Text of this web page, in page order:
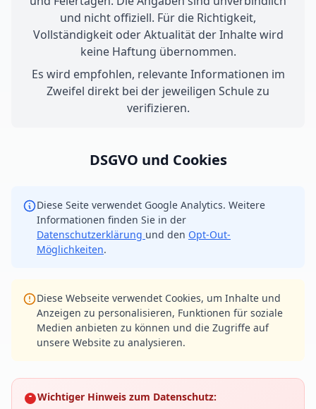
und nicht offiziell. Für die Richtigkeit,
Vollständigkeit oder Aktualität der Inhalte wird
keine Haftung übernommen.
Es wird empfohlen, relevante Informationen im
Zweifel direkt bei der jeweiligen Schule zu
verifizieren.
DSGVO und Cookies
Diese Seite verwendet Google Analytics. Weitere
Informationen finden Sie in der
Datenschutzerklärung und den Opt-Out-
Möglichkeiten.
Diese Webseite verwendet Cookies, um Inhalte und
Anzeigen zu personalisieren, Funktionen für soziale
Medien anbieten zu können und die Zugriffe auf
unsere Website zu analysieren.
Wichtiger Hinweis zum Datenschutz: